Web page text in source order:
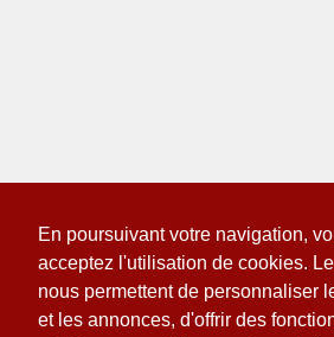
En poursuivant votre navigation,
acceptez l'utilisation de cookies.
nous permettent de personnaliser
et les annonces, d'offrir des